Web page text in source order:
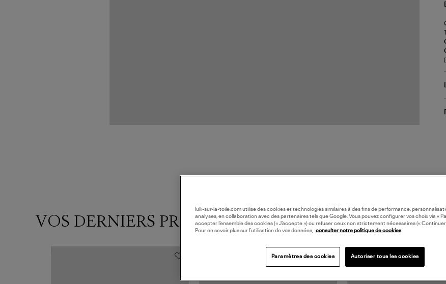
VOS DERNIERS PRODUITS VUS
lulli-sur-la-toile.com utilise des cookies et technologies similaires à des fins de performance,
analyses, en collaboration avec des partenaires tels que Google. Vous pouvez configurer vos choix via «
accepter l’ensemble des cookies (« J’accepte ») ou refuser ceux non strictement nécessaires («
Pour en savoir plus sur l’utilisation de vos données,
consulter notre politique de cookies
Paramètres des cookies Autoriser tous les cookies